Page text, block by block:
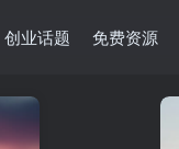
创业话题 免费资源